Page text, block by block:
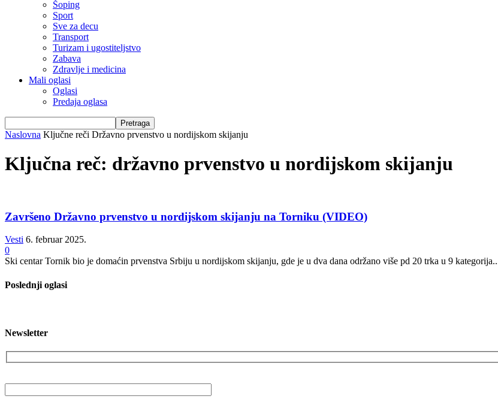
Šoping
Sport
Sve za decu
Transport
Turizam i ugostiteljstvo
Zabava
Zdravlje i medicina
Mali oglasi
Oglasi
Predaja oglasa
Naslovna Ključne reči Državno prvenstvo u nordijskom skijanju
Ključna reč: državno prvenstvo u nordijskom skijanju
Završeno Državno prvenstvo u nordijskom skijanju na Torniku (VIDEO)
Vesti 6. februar 2025.
0
Ski centar Tornik bio je domaćin prvenstva Srbiju u nordijskom skijanju, gde je u dva dana održano više pd 20 trka u 9
Poslednji oglasi
Newsletter